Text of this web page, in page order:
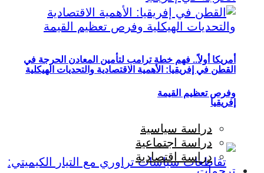
أمريكا أولاً.. فهم خطة ترامب لتأمين المعادن الحرجة في
إفريقيا
القطن في إفريقيا: الأهمية الاقتصادية والتحديات الهيكلية
وفرص تعظيم القيمة
دراسة سياسية
دراسة اجتماعية
دراسة اقتصادية